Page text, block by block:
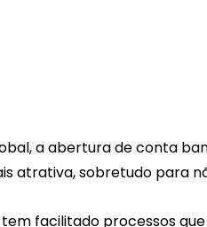
a abertura de conta
atrativa, sobretudo para
facilitado processos